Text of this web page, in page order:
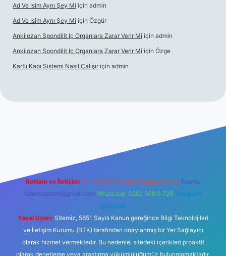
Ad Ve Isim Aynı Şey Mi için admin
Ad Ve Isim Aynı Şey Mi için Özgür
Ankilozan Spondilit Iç Organlara Zarar Verir Mi için admin
Ankilozan Spondilit Iç Organlara Zarar Verir Mi için Özge
Kartlı Kapı Sistemi Nasıl Çalışır için admin
Reklam ve İletişim: E-mail: backlinkpaneli@gmail.com Teams:
forumhizmeti@gmail.com Whatsapp: 0262 606 0 726 Telegram:
@karabul
Yasal Uyarı: Sitemiz, 5651 Sayılı Kanun gereğince Bilgi Teknolojileri
ve İletişim Kurumu (BTK) tarafından onaylanmış bir Yer Sağlayıcı
olarak hizmet vermektedir. Bu nedenle, sitedeki içerikleri proaktif
olarak denetleme veya araştırma yükümlülüğümüz bulunmamaktadır.